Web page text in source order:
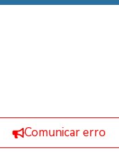
Comunicar erro